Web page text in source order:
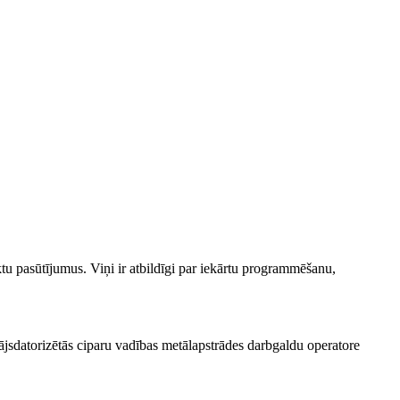
pasūtījumus. Viņi ir atbildīgi par iekārtu programmēšanu,
datorizētās ciparu vadības metālapstrādes darbgaldu operatore